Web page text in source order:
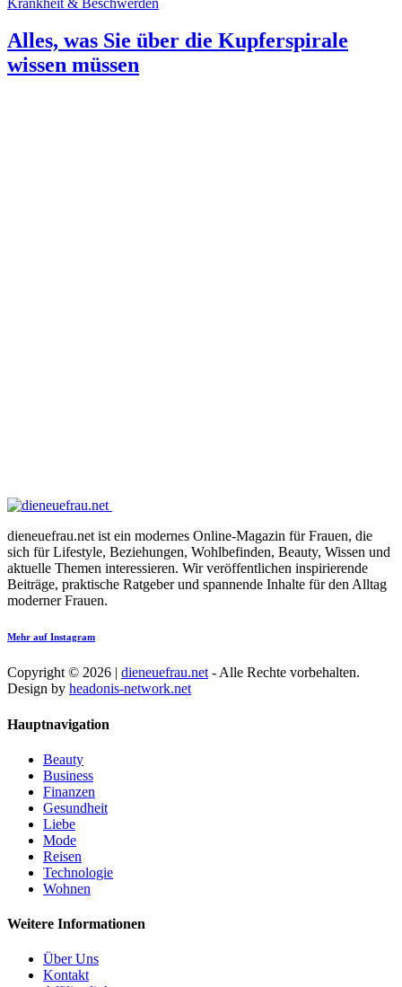
Alles, was Sie über die Kupferspirale
wissen müssen
dieneuefrau.net ist ein modernes Online-Magazin für Frauen, die
sich für Lifestyle, Beziehungen, Wohlbefinden, Beauty, Wissen und
aktuelle Themen interessieren. Wir veröffentlichen inspirierende
Beiträge, praktische Ratgeber und spannende Inhalte für den Alltag
moderner Frauen.
Mehr auf Instagram
Copyright © 2026 | dieneuefrau.net - Alle Rechte vorbehalten.
Design by headonis-network.net
Hauptnavigation
Beauty
Business
Finanzen
Gesundheit
Liebe
Mode
Reisen
Technologie
Wohnen
Weitere Informationen
Über Uns
Kontakt